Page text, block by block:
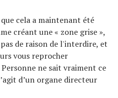
cela a maintenant été
créant une « zone grise »,
de raison de l'interdire, et
vous reprocher
ne sait vraiment ce
d’un organe directeur